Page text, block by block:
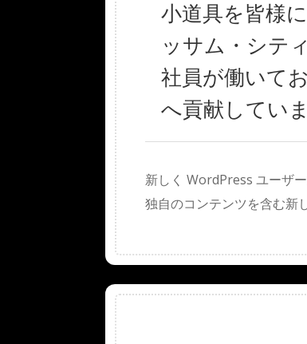
小道具を皆様
ッサム・シテ
社員が働いて
へ貢献していま
新しく WordPress ユーザー
独自のコンテンツを含む新